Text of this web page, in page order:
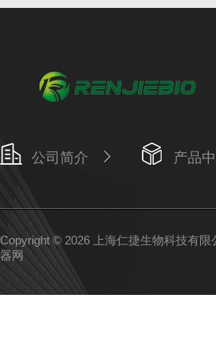
公司简介 产品
Copyright © 2026 上海仁捷生物科技有
器网